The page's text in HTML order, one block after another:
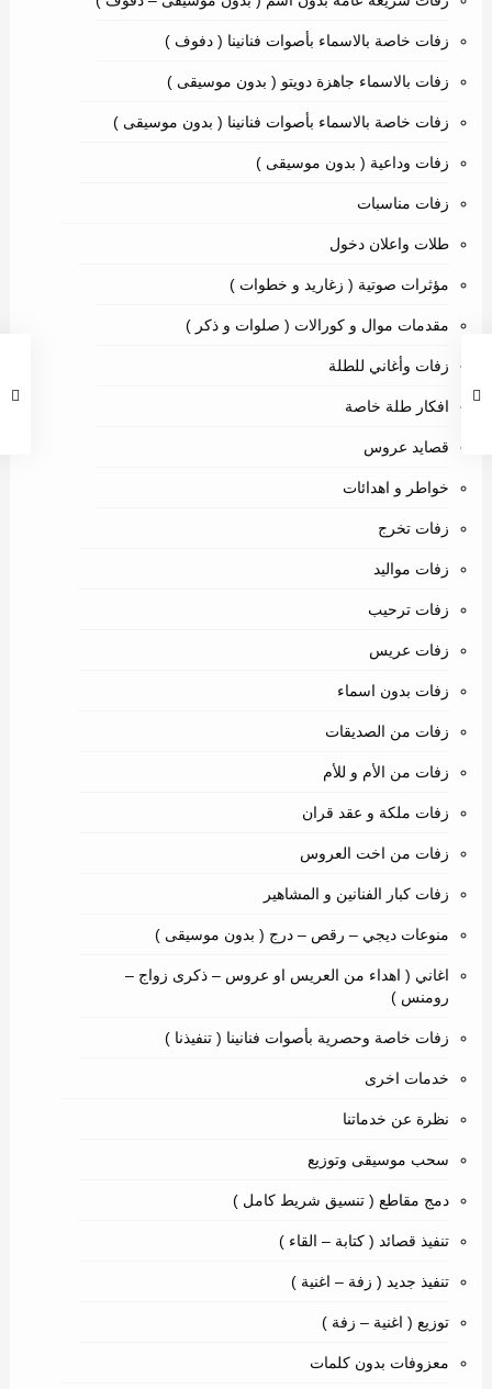
زفات خاصة بالاسماء بأصوات فنانينا ( دفوف )
زفات بالاسماء جاهزة دويتو ( بدون موسيقى )
زفات خاصة بالاسماء بأصوات فنانينا ( بدون موسيقى )
زفات وداعية ( بدون موسيقى )
زفات مناسبات
طلات واعلان دخول
مؤثرات صوتية ( زغاريد و خطوات )
مقدمات موال و كورالات ( صلوات و ذكر )
زفات وأغاني للطلة
افكار طلة خاصة
قصايد عروس
خواطر و اهدائات
زفات تخرج
زفات مواليد
زفات ترحيب
زفات عريس
زفات بدون اسماء
زفات من الصديقات
زفات من الأم و للأم
زفات ملكة و عقد قران
زفات من اخت العروس
زفات كبار الفنانين و المشاهير
منوعات ديجي – رقص – درج ( بدون موسيقى )
اغاني ( اهداء من العريس او عروس – ذكرى زواج –
رومنس )
زفات خاصة وحصرية بأصوات فنانينا ( تنفيذنا )
خدمات اخرى
نظرة عن خدماتنا
سحب موسيقى وتوزيع
دمج مقاطع ( تنسيق شريط كامل )
تنفيذ قصائد ( كتابة – القاء )
تنفيذ جديد ( زفة – اغنية )
توزيع ( اغنية – زفة )
معزوفات بدون كلمات